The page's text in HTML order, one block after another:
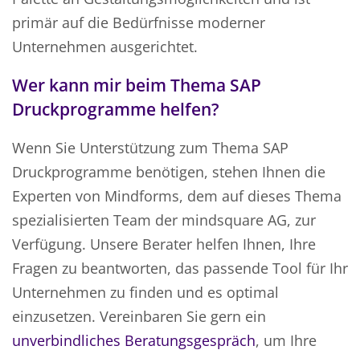
primär auf die Bedürfnisse moderner
Unternehmen ausgerichtet.
Wer kann mir beim Thema SAP
Druckprogramme helfen?
Wenn Sie Unterstützung zum Thema SAP
Druckprogramme benötigen, stehen Ihnen die
Experten von Mindforms, dem auf dieses Thema
spezialisierten Team der mindsquare AG, zur
Verfügung. Unsere Berater helfen Ihnen, Ihre
Fragen zu beantworten, das passende Tool für Ihr
Unternehmen zu finden und es optimal
einzusetzen. Vereinbaren Sie gern ein
unverbindliches Beratungsgespräch, um Ihre